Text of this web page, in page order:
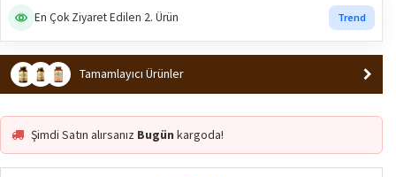
En Çok Ziyaret Edilen 2. Ürün Trend
En Çok Satan 1. Ürün Popüler
Tamamlayıcı Ürünler
Şimdi Satın alırsanız Bugün kargoda!